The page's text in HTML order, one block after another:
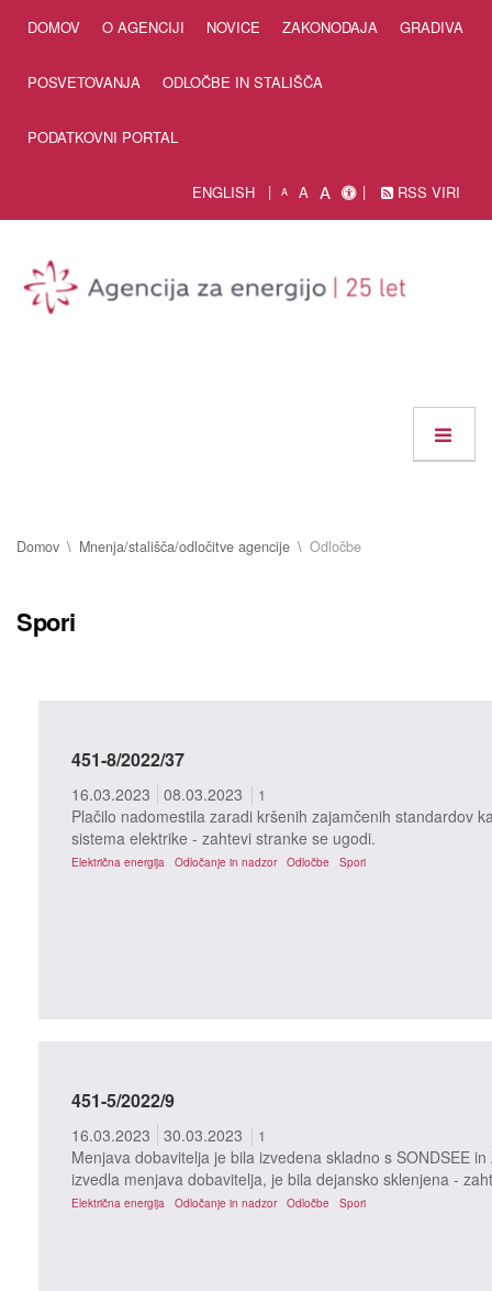
DOMOV O AGENCIJI NOVICE ZAKONODAJA GRADIVA
POSVETOVANJA ODLOČBE IN STALIŠČA
PODATKOVNI PORTAL
ENGLISH A A A RSS VIRI
Domov Mnenja/stališča/odločitve agencije Odločbe
Spori
451-8/2022/37
16.03.2023 08.03.2023 1
Plačilo nadomestila zaradi kršenih zajamčenih standardov
sistema elektrike - zahtevi stranke se ugodi.
Električna energija Odločanje in nadzor Odločbe Spori
451-5/2022/9
16.03.2023 30.03.2023 1
Menjava dobavitelja je bila izvedena skladno s SONDSEE
izvedla menjava dobavitelja, je bila dejansko sklenjena -
Električna energija Odločanje in nadzor Odločbe Spori